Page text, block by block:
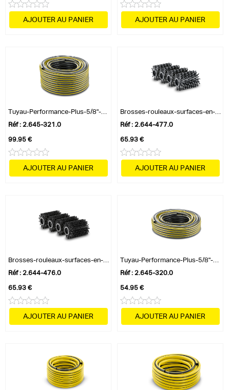
Consommation d'eau 4 bars - max. 180 - l/h
Puissance nominale à l'entrée - 0.3 - kW
Vitesse de rotation des brosses - 600 ? 800 - tr/min
Couleur - jaune -
Poids sans accessoires - 4.5 - kg
Poids emballage inclus - 6 - kg
Dimensions (L × l × h) - 347 x 307 x 1314 - mm
Équipements :
Brosses-rouleaux pour les surfaces en bois - 4
AJOUTER AU PANIER AJOUTER AU PANIER
Tuyau-Performance-Plus-5/8"-–-50 m
Réf : 2.645-321.0
AJOUTER AU PANIER
99.95 €
Brosses-rouleaux-surfaces-en-bois-PCL 6
Réf : 2.644-477.0
AJOUTER AU PANIER
65.93 €
Brosses-rouleaux-surfaces-en-pierre-PCL 6
Réf : 2.644-476.0
AJOUTER AU PANIER
65.93 €
Tuyau-Performance-Plus-5/8"-–-25 m
Réf : 2.645-320.0
AJOUTER AU PANIER
54.95 €